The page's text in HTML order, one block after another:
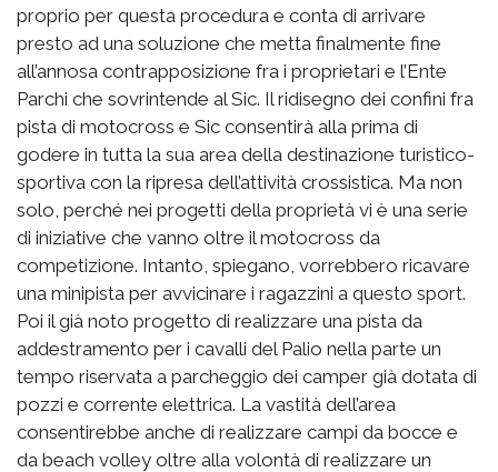
proprio per questa procedura e conta di arrivare
presto ad una soluzione che metta finalmente fine
all’annosa contrapposizione fra i proprietari e l’Ente
Parchi che sovrintende al Sic. Il ridisegno dei confini fra
pista di motocross e Sic consentirà alla prima di
godere in tutta la sua area della destinazione turistico-
sportiva con la ripresa dell’attività crossistica. Ma non
solo, perché nei progetti della proprietà vi è una serie
di iniziative che vanno oltre il motocross da
competizione. Intanto, spiegano, vorrebbero ricavare
una minipista per avvicinare i ragazzini a questo sport.
Poi il già noto progetto di realizzare una pista da
addestramento per i cavalli del Palio nella parte un
tempo riservata a parcheggio dei camper già dotata di
pozzi e corrente elettrica. La vastità dell’area
consentirebbe anche di realizzare campi da bocce e
da beach volley oltre alla volontà di realizzare un